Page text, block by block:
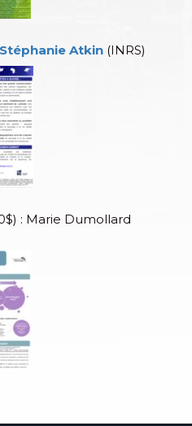
Stéphanie Atkin (INRS)
: Marie Dumollard